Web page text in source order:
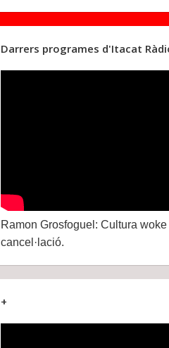
Darrers programes d'Itacat
Ramon Grosfoguel: Cultura
cancel·lació.
+